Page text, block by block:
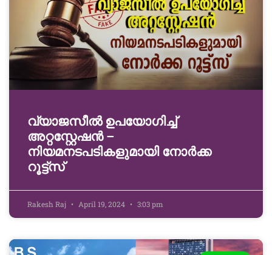
വ്യാജസീല്‍ ഉപയോഗിച്ച്
അറ്റസ്റ്റേഷന്‍ –
നിയമനടപടികളുമായി നോര്‍ക്ക
റൂട്ട്‌സ്
Rakesh Raj April 19, 2024 3:03 pm